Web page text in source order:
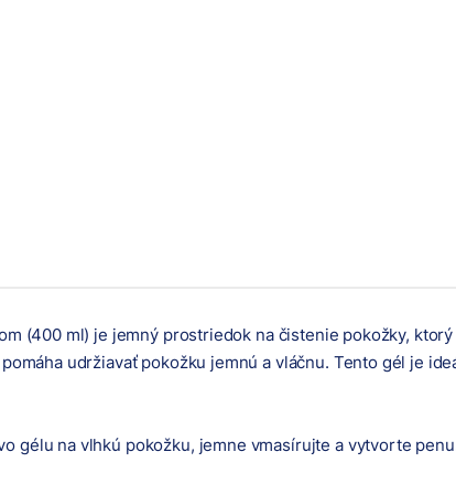
(400 ml) je jemný prostriedok na čistenie pokožky,
udržiavať pokožku jemnú a vláčnu. Tento gél je
gélu na vlhkú pokožku, jemne vmasírujte a vytvorte